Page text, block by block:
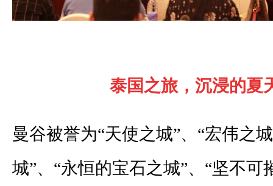
泰国之旅，沉浸的夏
曼谷被誉为“天使之城”、“宏伟之
城”、“永恒的宝石之城”、“坚不可